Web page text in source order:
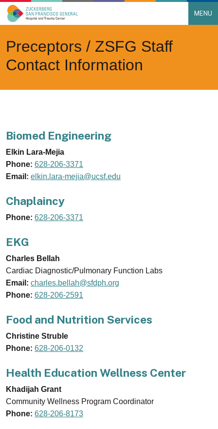
Main Navigation MENU
Preceptors / ZSFG Staff
Contact Information
Biomed Engineering
Elkin Lara-Mejia
Phone: 628-206-3371
Email: elkin.lara-mejia@ucsf.edu
Chaplaincy
Phone: 628-206-3371
EKG
Charles Bellah
Cardiac Diagnostic/Pulmonary Function Labs
Email: charles.bellah@sfdph.org
Phone: 628-206-2591
Food and Nutrition Services
Christine Struble
Phone: 628-206-0132
Health Education Wellness Center
Khadijah Grant
Community Wellness Program Coordinator
Phone: 628-206-8173